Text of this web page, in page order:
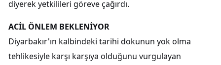
diyerek yetkilileri göreve çağırdı.
ACİL ÖNLEM BEKLENİYOR
Diyarbakır'ın kalbindeki tarihi dokunun yok olma
tehlikesiyle karşı karşıya olduğunu vurgulayan